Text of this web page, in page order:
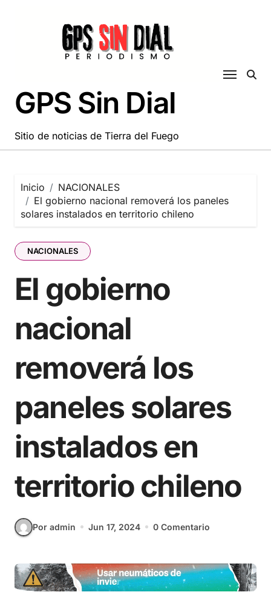
GPS Sin Dial
Sitio de noticias de Tierra del Fuego
Inicio
NACIONALES
El gobierno nacional removerá los paneles
solares instalados en territorio chileno
NACIONALES
El gobierno
nacional
removerá los
paneles solares
instalados en
territorio chileno
Por admin Jun 17, 2024 0 Comentario